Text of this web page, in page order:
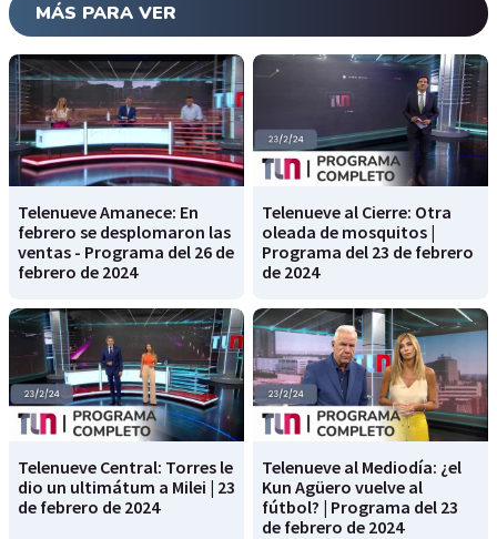
MÁS PARA VER
Telenueve Amanece: En
febrero se desplomaron las
ventas - Programa del 26 de
febrero de 2024
Telenueve al Cierre: Otra
oleada de mosquitos |
Programa del 23 de febrero
de 2024
Telenueve Central: Torres le
dio un ultimátum a Milei | 23
de febrero de 2024
Telenueve al Mediodía: ¿el
Kun Agüero vuelve al
fútbol? | Programa del 23
de febrero de 2024